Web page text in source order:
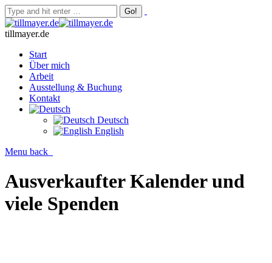
tillmayer.de
Start
Über mich
Arbeit
Ausstellung & Buchung
Kontakt
Deutsch
English
Menu back
Ausverkaufter Kalender und
viele Spenden